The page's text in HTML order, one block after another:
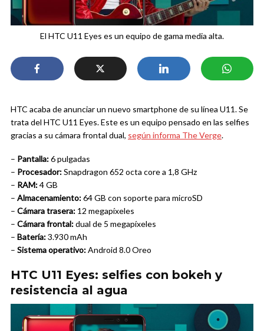
El HTC U11 Eyes es un equipo de gama media alta.
HTC acaba de anunciar un nuevo smartphone de su línea U11. Se
trata del HTC U11 Eyes. Este es un equipo pensado en las selfies
gracias a su cámara frontal dual, según informa The Verge.
– Pantalla:6 pulgadas
– Procesador:Snapdragon 652 octa core a 1,8 GHz
– RAM:4 GB
– Almacenamiento:64 GB con soporte para microSD
– Cámara trasera: 12 megapíxeles
– Cámara frontal:dual de 5 megapíxeles
– Batería:3.930 mAh
– Sistema operativo:Android 8.0 Oreo
HTC U11 Eyes: selfies con bokeh y
resistencia al agua